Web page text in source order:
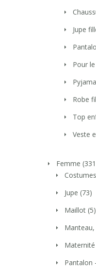
Jupe
Pour
Pyjama
Robe
Top
Veste
Femme
Jupe (73)
Maillot (5)
Maternité
Pantalon